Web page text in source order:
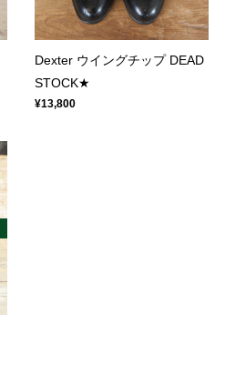
Dexter ウイングチップ DEAD
STOCK★
¥13,800